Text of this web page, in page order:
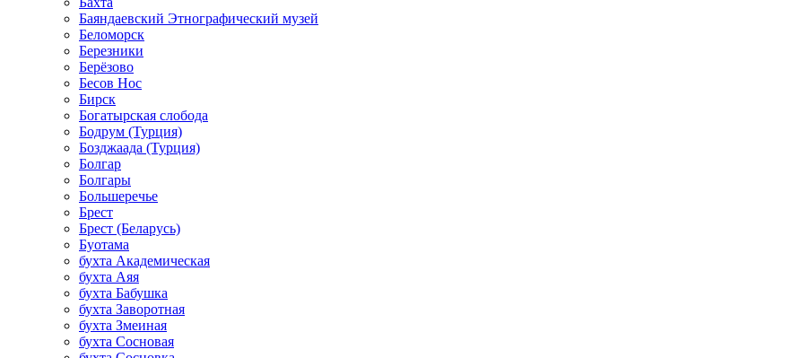
Баяндаевский Этнографический музей
Беломорск
Березники
Берёзово
Бесов Нос
Бирск
Богатырская слобода
Бодрум (Турция)
Бозджаада (Турция)
Болгар
Болгары
Большеречье
Брест
Брест (Беларусь)
Буотама
бухта Академическая
бухта Аяя
бухта Бабушка
бухта Заворотная
бухта Змеиная
бухта Сосновая